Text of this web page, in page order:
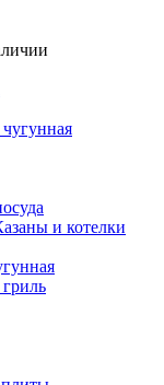
и котелки